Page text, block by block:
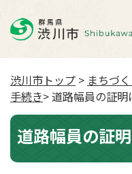
渋川市トップ > まちづ
手続き> 道路幅員の証明
道路幅員の証